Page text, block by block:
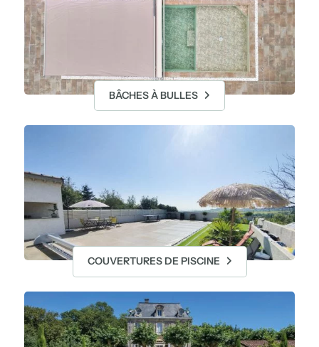
BÂCHES À BULLES
COUVERTURES DE PISCINE